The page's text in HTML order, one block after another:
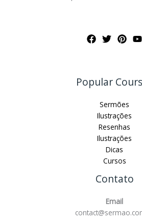
Popular
Sermões
Ilustrações
Resenhas
Ilustrações
Dicas
Cursos
Contato
Email